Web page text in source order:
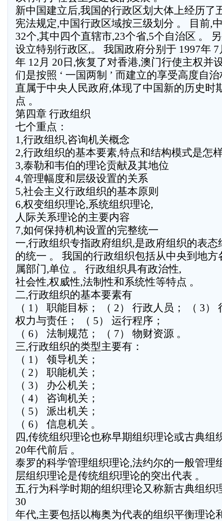
新中国建立后,我国的行政区划大体上经历了
宪法规定,中国行政区域按三级划分 。 目前,
32个,其中四个直辖市,23个省,5个自治区 。
设立特别行政区,。 我国政府分别于 1997年 7
年 12月 20日,恢复了对香港,澳门行使主权并
们是按照 ‘ 一国两制 ’ 而建立的享受高度自
直属于中央人民政府,体现了中国新的历史时
点 。
第四章 行政组织
七个重点：
1,行政组织,咨询机关概念
2,行政组织的基本要素,特点和结构模式是怎
3,泰勒和韦伯的理论贡献及其地位
4,管理幅度和层级设置的关系
5,社会主义行政组织的基本原则
6,权变组织理论,系统组织理论,
人际关系理论的主要内容
7,如何保持机构设置的完整统一
一,行政组织专指政府组织,是政府组织的表
的统一 。 我国的行政组织包括从中央到地
属部门,单位 。 行政组织具有政治性,
社会性,权威性,法制性和系统性等特点 。
二,行政组织的基本要素有
（ 1） 职能目标； （ 2） 行政人员； （ 3）
权力与责任； （ 5） 运行程序；
（ 6） 法制规范； （ 7） 物财资源 。
三,行政组织的类型主要有：
（ 1） 领导机关；
（ 2） 职能机关；
（ 3） 办公机关；
（ 4） 咨询机关；
（ 5） 派出机关；
（ 6） 信息机关 。
四,传统组织理论也称早期组织理论或古典组
20年代前后 。
泰罗的科学管理组织理论,法约尔的一般管理
层组织理论是传统组织理论的突出代表 。
五,行为科学时期的组织理论又称新古典组织
30
年代,主要包括以梅奥为代表的组织平衡理论